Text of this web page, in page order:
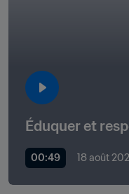
Éduquer et
00:49 18 août